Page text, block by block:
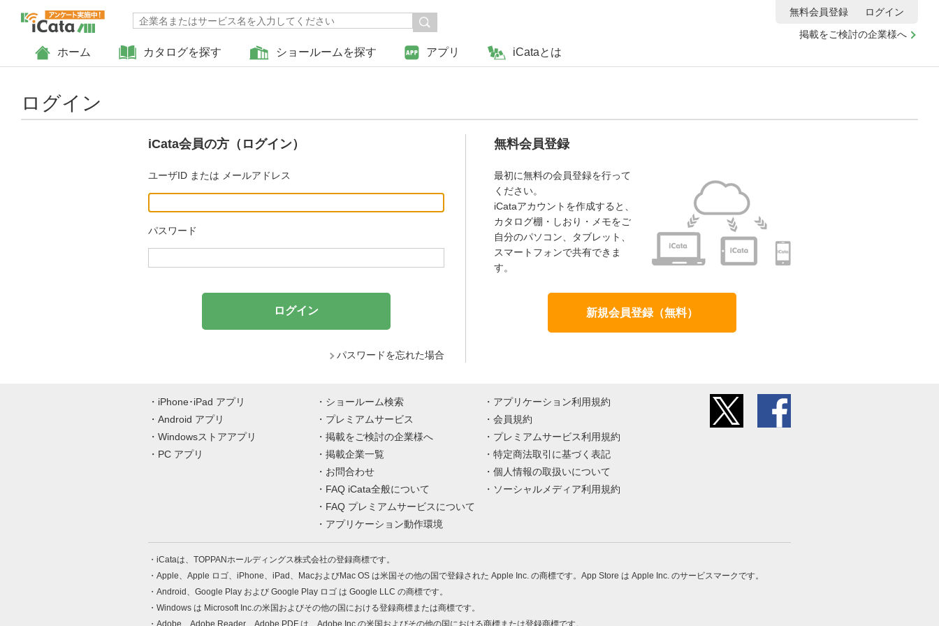
ホーム カタログを探す ショールームを探す アプリ iCataとは
掲載をご検討の企業様へ
無料会員登録 ログイン
ログイン
iCata会員の方（ログイン）
ユーザID または メールアドレス
パスワード
パスワードを忘れた場合
無料会員登録
最初に無料の会員登録を行って
ください。
iCataアカウントを作成すると、
カタログ棚・しおり・メモをご
自分のパソコン、タブレット、
スマートフォンで共有できま
す。
新規会員登録（無料）
iPhone･iPad アプリ
Android アプリ
Windowsストアアプリ
PC アプリ
ショールーム検索
プレミアムサービス
掲載をご検討の企業様へ
掲載企業一覧
お問合わせ
FAQ iCata全般について
FAQ プレミアムサービスについて
アプリケーション動作環境
アプリケーション利用規約
会員規約
プレミアムサービス利用規約
特定商法取引に基づく表記
個人情報の取扱いについて
ソーシャルメディア利用規約
iCataは、TOPPANホールディングス株式会社の登録商標です。
Apple、Apple ロゴ、iPhone、iPad、MacおよびMac OS は米国その他の国で登録された Apple Inc. の商標です。App Store は Apple Inc. のサービスマークです。
Android、Google Play および Google Play ロゴ は Google LLC の商標です。
Windows は Microsoft Inc.の米国およびその他の国における登録商標または商標です。
Adobe、Adobe Reader、Adobe PDF は、Adobe Inc.の米国およびその他の国における商標または登録商標です。